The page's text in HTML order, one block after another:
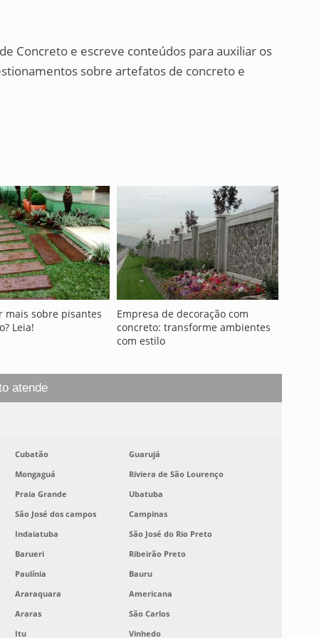
Concreto e escreve conteúdos para auxiliar os
sobre artefatos de concreto e
mais sobre pisantes
Leia!
Empresa de decoração com
concreto: transforme ambientes
com estilo
atende
Cubatão
Guarujá
Mongaguá
Riviera de São Lourenço
Praia Grande
Ubatuba
São José dos campos
Campinas
Indaiatuba
São José do Rio Preto
Barueri
Ribeirão Preto
Paulínia
Bauru
Araraquara
Americana
Araras
São Carlos
Itu
Vinhedo